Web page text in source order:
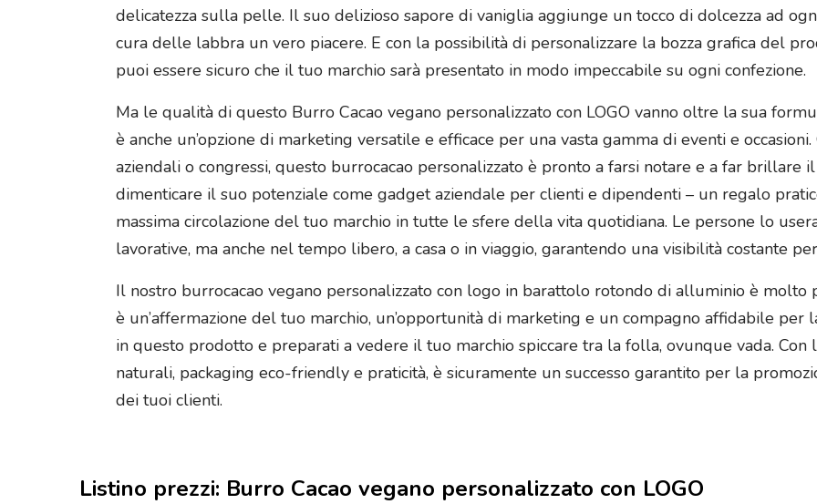
delicatezza sulla pelle. Il suo delizioso sapore di vaniglia aggiunge un tocco di dolcezza ad
cura delle labbra un vero piacere. E con la possibilità di personalizzare la bozza grafica del
puoi essere sicuro che il tuo marchio sarà presentato in modo impeccabile su ogni confezione.
Ma le qualità di questo Burro Cacao vegano personalizzato con LOGO vanno oltre la sua
è anche un’opzione di marketing versatile e efficace per una vasta gamma di eventi e
aziendali o congressi, questo burrocacao personalizzato è pronto a farsi notare e a far brillare
dimenticare il suo potenziale come gadget aziendale per clienti e dipendenti – un regalo
massima circolazione del tuo marchio in tutte le sfere della vita quotidiana. Le persone lo
lavorative, ma anche nel tempo libero, a casa o in viaggio, garantendo una visibilità costante
Il nostro burrocacao vegano personalizzato con logo in barattolo rotondo di alluminio è
è un’affermazione del tuo marchio, un’opportunità di marketing e un compagno affidabile
in questo prodotto e preparati a vedere il tuo marchio spiccare tra la folla, ovunque vada. Con
naturali, packaging eco-friendly e praticità, è sicuramente un successo garantito per la
dei tuoi clienti.
Listino prezzi: Burro Cacao vegano personalizzato con LOGO